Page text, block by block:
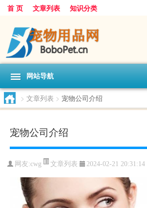
首 页 文章列表 知识分类
网站导航
> 文章列表 > 宠物公司介绍
宠物公司介绍
网友:cwg 文章列表 2024-02-21 20:31:14